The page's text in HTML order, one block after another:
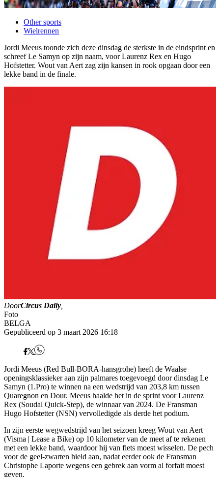
Other sports
Wielrennen
Jordi Meeus toonde zich deze dinsdag de sterkste in de eindsprint en
schreef Le Samyn op zijn naam, voor Laurenz Rex en Hugo
Hofstetter. Wout van Aert zag zijn kansen in rook opgaan door een
lekke band in de finale.
DoorCircus Daily
Foto
BELGA
Gepubliceerd op 3 maart 2026 16:18
Jordi Meeus (Red Bull-BORA-hansgrohe) heeft de Waalse
openingsklassieker aan zijn palmares toegevoegd door dinsdag Le
Samyn (1.Pro) te winnen na een wedstrijd van 203,8 km tussen
Quaregnon en Dour. Meeus haalde het in de sprint voor Laurenz
Rex (Soudal Quick-Step), de winnaar van 2024. De Fransman
Hugo Hofstetter (NSN) vervolledigde als derde het podium.
In zijn eerste wegwedstrijd van het seizoen kreeg Wout van Aert
(Visma | Lease a Bike) op 10 kilometer van de meet af te rekenen
met een lekke band, waardoor hij van fiets moest wisselen. De pech
voor de geel-zwarten hield aan, nadat eerder ook de Fransman
Christophe Laporte wegens een gebrek aan vorm al forfait moest
geven.